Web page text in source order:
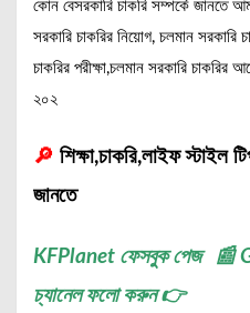
কোন বেসরকারি চাকরি সম্পর্কে জানতে
সরকারি চাকরির নিয়োগ, চলমান সরকারি
চাকরির পরীক্ষা,চলমান সরকারি চাকরির
২০২
🔎 শিক্ষা,চাকরি,লাইফ
জানতে
KFPlanet ফেসবুক পেজ📰
চ্যানেলফলো করুন 👉